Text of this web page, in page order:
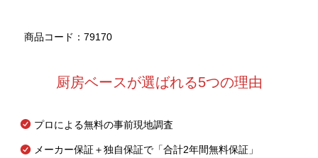
商品コード：79170
厨房ベースが選ばれる5つの理由
プロによる無料の事前現地調査
メーカー保証＋独自保証で「合計2年間無料保証」